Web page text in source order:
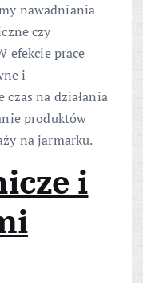
nawadniania
czy
efekcie prace
i
czas na działania
produktów
na jarmarku.
i